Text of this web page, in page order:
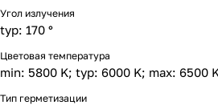
Угол излучения
typ: 170 °
Цветовая температура
min: 5800 K; typ: 6000 K; max: 6500
Тип герметизации